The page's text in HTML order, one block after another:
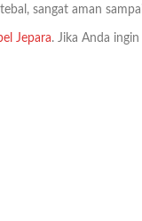
sangat aman
Jepara. Jika Anda